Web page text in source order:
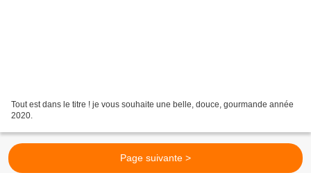
Tout est dans le titre ! je vous souhaite une belle, douce, gourmande année
2020.
Page suivante >